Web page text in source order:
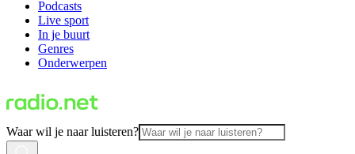
Podcasts
Live sport
In je buurt
Genres
Onderwerpen
Waar wil je naar luisteren?